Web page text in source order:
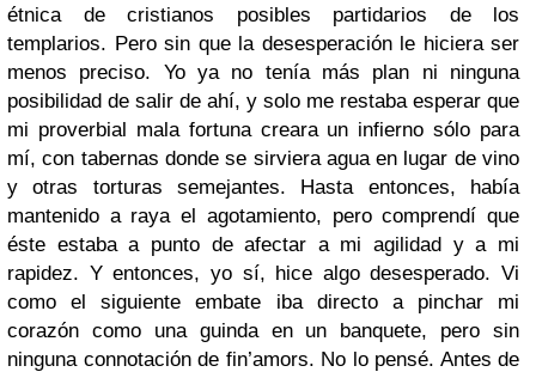
étnica de cristianos posibles partidarios de los
templarios. Pero sin que la desesperación le hiciera ser
menos preciso. Yo ya no tenía más plan ni ninguna
posibilidad de salir de ahí, y solo me restaba esperar que
mi proverbial mala fortuna creara un infierno sólo para
mí, con tabernas donde se sirviera agua en lugar de vino
y otras torturas semejantes. Hasta entonces, había
mantenido a raya el agotamiento, pero comprendí que
éste estaba a punto de afectar a mi agilidad y a mi
rapidez. Y entonces, yo sí, hice algo desesperado. Vi
como el siguiente embate iba directo a pinchar mi
corazón como una guinda en un banquete, pero sin
ninguna connotación de fin’amors. No lo pensé. Antes de